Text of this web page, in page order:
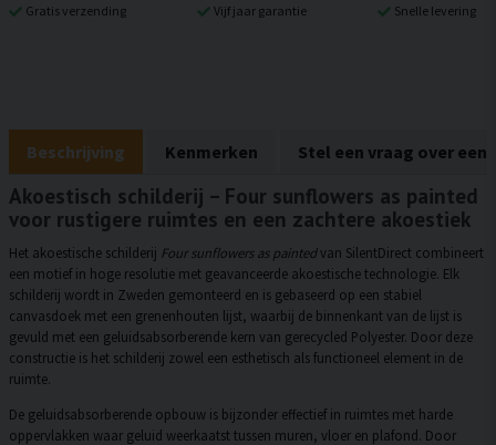
Gratis verzending Vijf jaar garantie Snelle levering
Beschrijving Kenmerken Stel een vraag over een
Akoestisch schilderij – Four sunflowers as painted
voor rustigere ruimtes en een zachtere akoestiek
Het akoestische schilderij Four sunflowers as paintedvan SilentDirect combineert
een motief in hoge resolutie met geavanceerde akoestische technologie. Elk
schilderij wordt in Zweden gemonteerd en is gebaseerd op een stabiel
canvasdoek met een grenenhouten lijst, waarbij de binnenkant van de lijst is
gevuld met een geluidsabsorberende kern van gerecycled Polyester. Door deze
constructie is het schilderij zowel een esthetisch als functioneel element in de
ruimte.
De geluidsabsorberende opbouw is bijzonder effectief in ruimtes met harde
oppervlakken waar geluid weerkaatst tussen muren, vloer en plafond. Door